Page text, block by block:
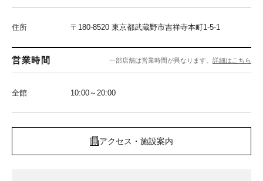
住所 〒180-8520 東京都武蔵野市吉祥寺本町1-5-1
営業時間 一部店舗は営業時間が異なります。 詳細はこちら
全館 10:00～20:00
アクセス・施設案内